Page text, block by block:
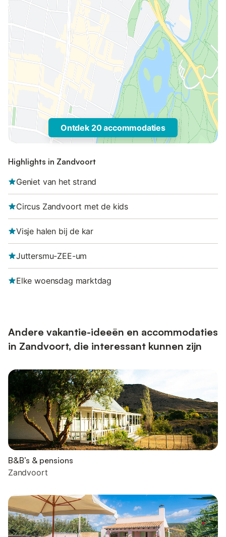
Ontdek 20 accommodaties
Highlights in Zandvoort
Geniet van het strand
Circus Zandvoort met de kids
Visje halen bij de kar
Juttersmu-ZEE-um
Elke woensdag marktdag
Andere vakantie-ideeën en accommodaties
in Zandvoort, die interessant kunnen zijn
B&B’s & pensions
Zandvoort